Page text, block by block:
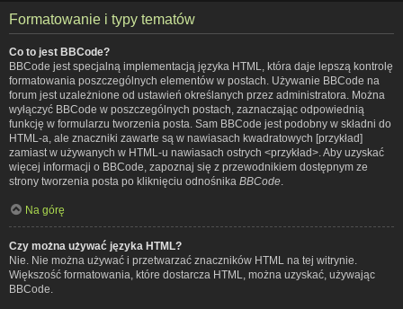
Formatowanie i typy tematów
Co to jest BBCode?
BBCode jest specjalną implementacją języka HTML, która daje lepszą kontrolę
formatowania poszczególnych elementów w postach. Używanie BBCode na
forum jest uzależnione od ustawień określanych przez administratora. Można
wyłączyć BBCode w poszczególnych postach, zaznaczając odpowiednią
funkcję w formularzu tworzenia posta. Sam BBCode jest podobny w składni do
HTML-a, ale znaczniki zawarte są w nawiasach kwadratowych [przykład]
zamiast w używanych w HTML-u nawiasach ostrych <przykład>. Aby uzyskać
więcej informacji o BBCode, zapoznaj się z przewodnikiem dostępnym ze
strony tworzenia posta po kliknięciu odnośnika BBCode
Na górę
Czy można używać języka HTML?
Nie. Nie można używać i przetwarzać znaczników HTML na tej witrynie.
Większość formatowania, które dostarcza HTML, można uzyskać, używając
BBCode.